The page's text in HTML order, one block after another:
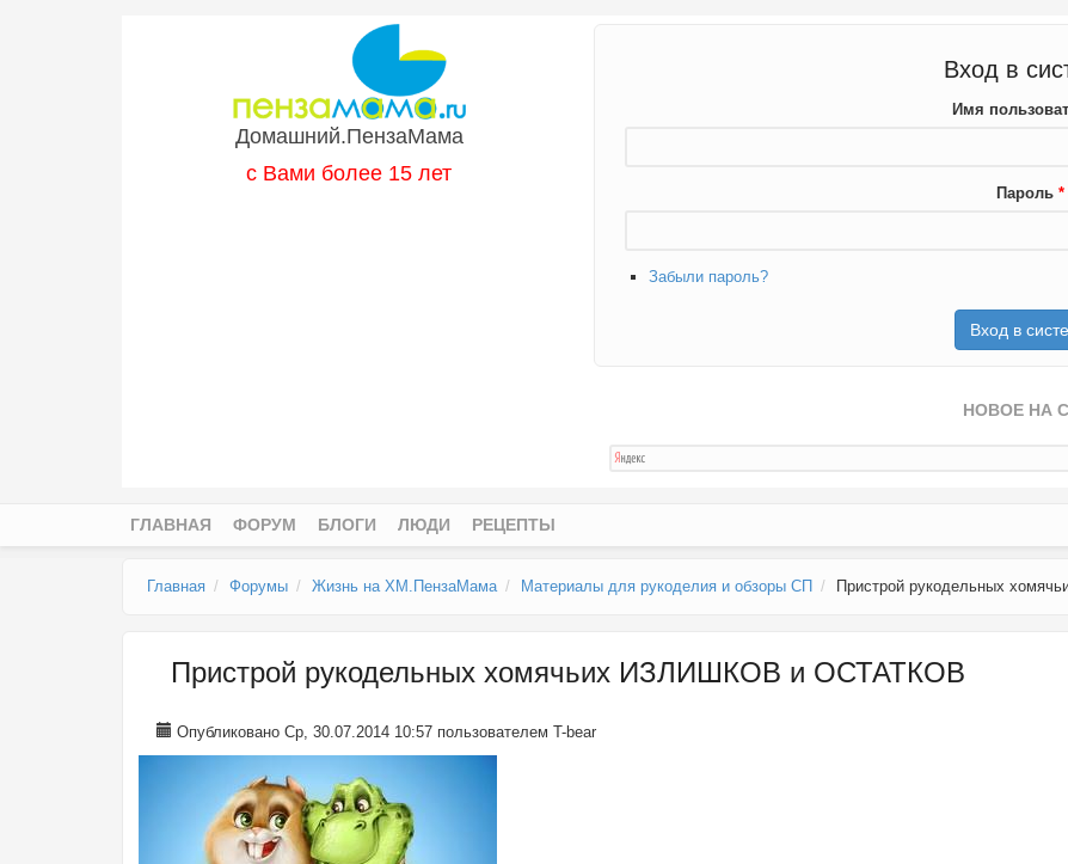
Домашний.ПензаМама
с Вами более 15 лет
Вход в
Имя
Пароль *
Забыли пароль?
НОВОЕ НА
ГЛАВНАЯ ФОРУМ БЛОГИ ЛЮДИ РЕЦЕПТЫ
Главная Форумы Жизнь на ХМ.ПензаМама Материалы для рукоделия и обзоры СП Пристрой рукодельных
Пристрой рукодельных хомячьих ИЗЛИШКОВ и ОСТАТКОВ
Опубликовано Ср, 30.07.2014 10:57 пользователем T-bear